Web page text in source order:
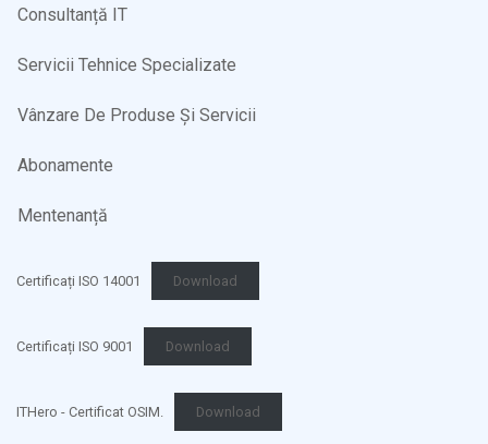
Consultanță IT
Servicii Tehnice Specializate
Vânzare De Produse Și Servicii
Abonamente
Mentenanță
Certificați ISO 14001 Download
Certificați ISO 9001 Download
ITHero - Certificat OSIM. Download